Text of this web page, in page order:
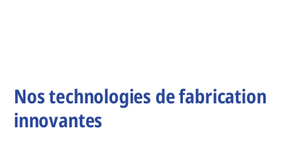
Nos technologies de fabrication
innovantes